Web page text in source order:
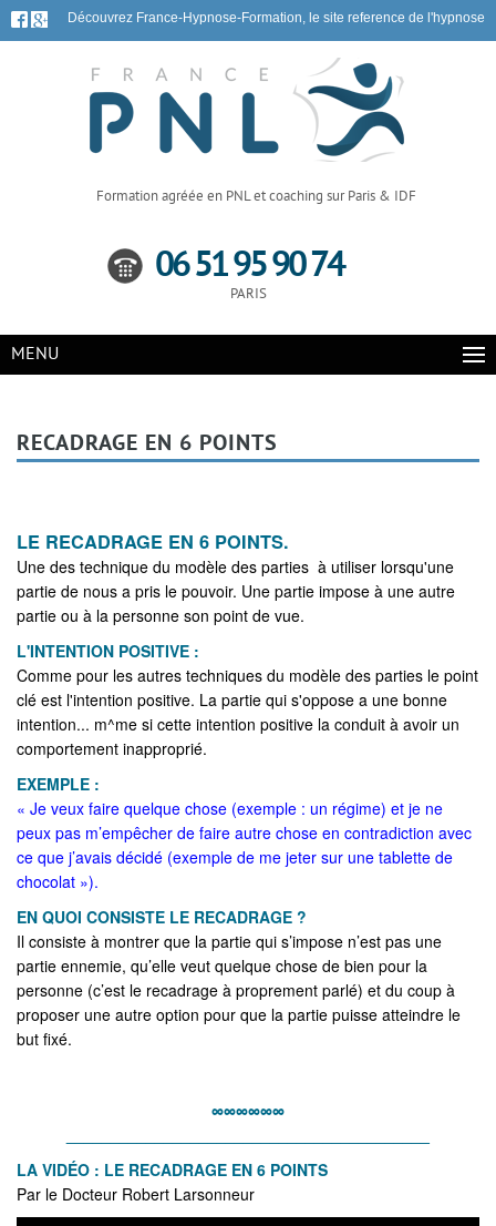
Découvrez France-Hypnose-Formation, le site reference de l'hypnose
Formation agréée en PNL et coaching sur Paris & IDF
06 51 95 90 74
PARIS
MENU
RECADRAGE EN 6 POINTS
LE RECADRAGE EN 6 POINTS.
Une des technique du modèle des parties à utiliser lorsqu'une
partie de nous a pris le pouvoir. Une partie impose à une autre
partie ou à la personne son point de vue.
L'INTENTION POSITIVE :
Comme pour les autres techniques du modèle des parties le point
clé est l'intention positive. La partie qui s'oppose a une bonne
intention... m^me si cette intention positive la conduit à avoir un
comportement inapproprié.
EXEMPLE :
« Je veux faire quelque chose (exemple : un régime) et je ne
peux pas m’empêcher de faire autre chose en contradiction avec
ce que j’avais décidé (exemple de me jeter sur une tablette de
chocolat »).
EN QUOI CONSISTE LE RECADRAGE ?
Il consiste à montrer que la partie qui s’impose n’est pas une
partie ennemie, qu’elle veut quelque chose de bien pour la
personne (c’est le recadrage à proprement parlé) et du coup à
proposer une autre option pour que la partie puisse atteindre le
but fixé.
∞∞∞∞∞∞
LA VIDÉO : LE RECADRAGE EN 6 POINTS
Par le Docteur Robert Larsonneur